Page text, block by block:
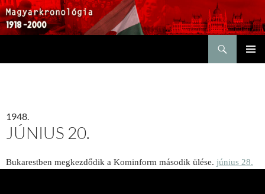
1948.
JÚNIUS 20.
Bukarestben megkezdődik a Kominform második ülése. június 28.